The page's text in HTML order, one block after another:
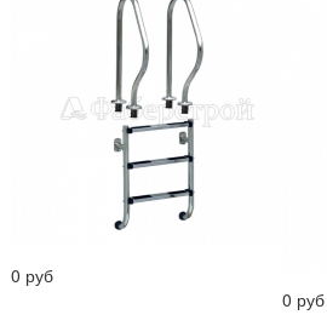
0 руб
0 руб